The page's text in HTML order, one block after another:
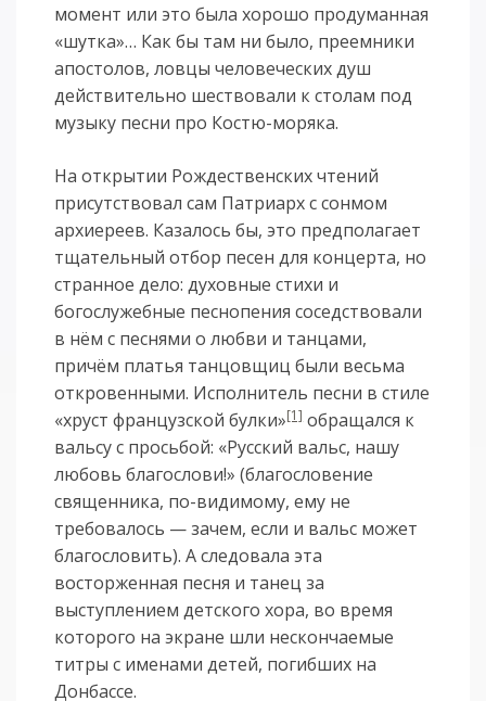
момент или это была хорошо продуманная
«шутка»… Как бы там ни было, преемники
апостолов, ловцы человеческих душ
действительно шествовали к столам под
музыку песни про Костю-моряка.
На открытии Рождественских чтений
присутствовал сам Патриарх с сонмом
архиереев. Казалось бы, это предполагает
тщательный отбор песен для концерта, но
странное дело: духовные стихи и
богослужебные песнопения соседствовали
в нём с песнями о любви и танцами,
причём платья танцовщиц были весьма
откровенными. Исполнитель песни в стиле
«хруст французской булки»[1]обращался к
вальсу с просьбой: «Русский вальс, нашу
любовь благослови!» (благословение
священника, по-видимому, ему не
требовалось — зачем, если и вальс может
благословить). А следовала эта
восторженная песня и танец за
выступлением детского хора, во время
которого на экране шли нескончаемые
титры с именами детей, погибших на
Донбассе.